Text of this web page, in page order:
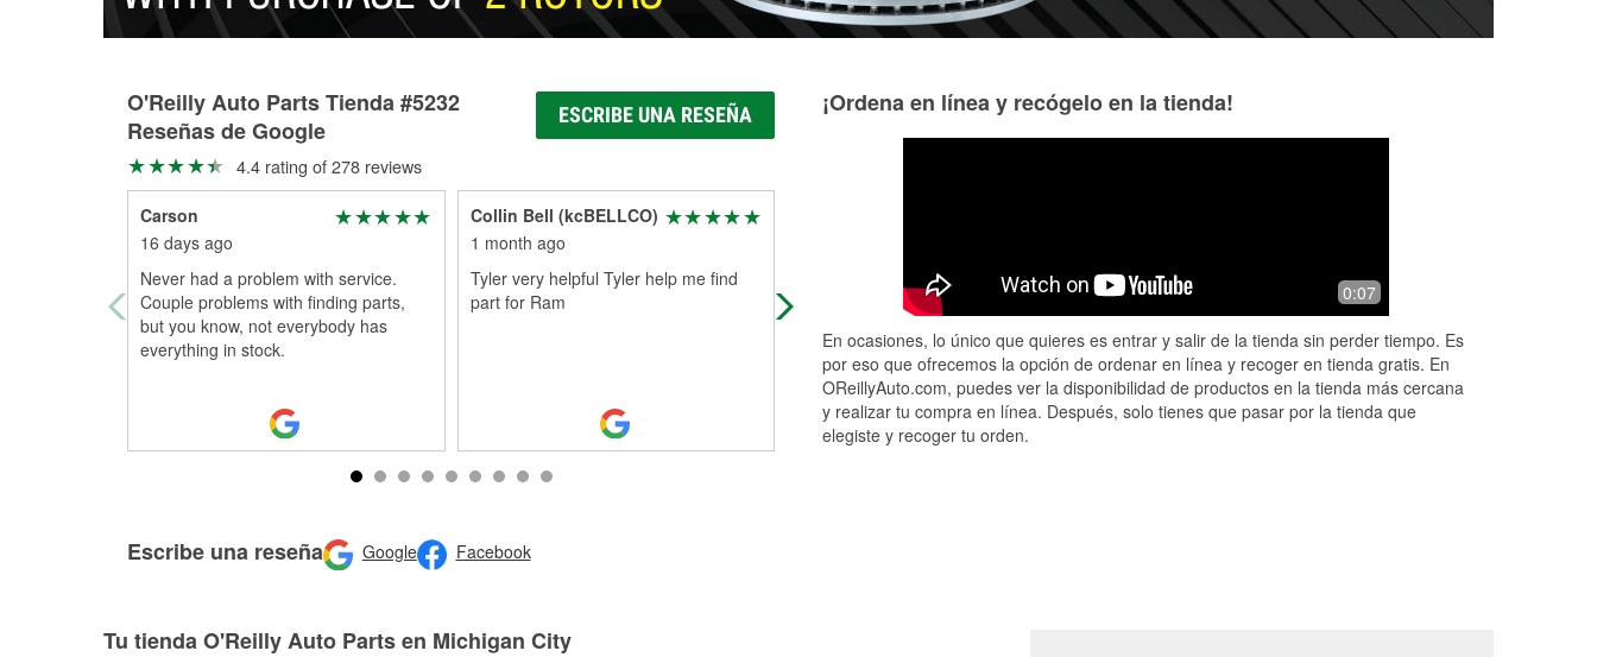
O'Reilly Auto Parts Tienda #5232
Reseñas de Google
ESCRIBE UNA RESEÑA
4.4 rating of 278 reviews
Carson
16 days ago
Never had a problem with service.
Couple problems with finding parts,
but you know, not everybody has
everything in stock.
Collin Bell (kcBELLCO)
1 month ago
Tyler very helpful Tyler help me find
part for Ram
Absolutely amazing people, broke
down on a road trip with no tools or
on my car, asked for about 30 differ...
Read More
Thomas was great! He was very
knowledgeable and extremely helpful.
Escribe una reseña Google Facebook
¡Ordena en línea y recógelo en la tienda!
0:07
En ocasiones, lo único que quieres es entrar y salir de la tienda sin perder tiempo. Es
por eso que ofrecemos la opción de ordenar en línea y recoger en tienda gratis. En
OReillyAuto.com, puedes ver la disponibilidad de productos en la tienda más cercana
y realizar tu compra en línea. Después, solo tienes que pasar por la tienda que
elegiste y recoger tu orden.
Tu tienda O'Reilly Auto Parts en Michigan City